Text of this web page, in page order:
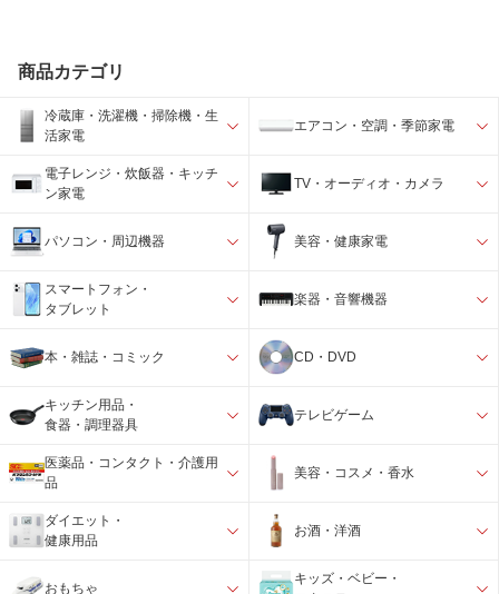
商品カテゴリ
冷蔵庫・洗濯機・掃除機・生
活家電
エアコン・空調・季節家電
電子レンジ・炊飯器・キッチ
ン家電
TV・オーディオ・カメラ
パソコン・周辺機器 美容・健康家電
スマートフォン・
タブレット
楽器・音響機器
本・雑誌・コミック CD・DVD
キッチン用品・
食器・調理器具
テレビゲーム
医薬品・コンタクト・介護用
品
美容・コスメ・香水
ダイエット・
健康用品
お酒・洋酒
おもちゃ
キッズ・ベビー・